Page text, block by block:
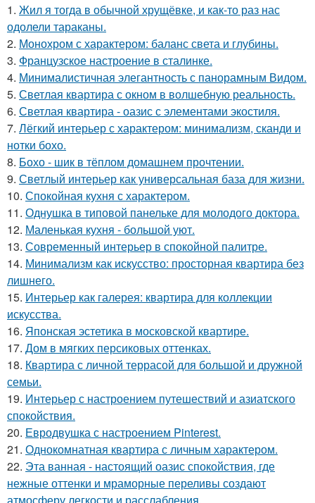
1. Жил я тогда в обычной хрущёвке, и как-то раз нас
одолели тараканы.
2. Монохром с характером: баланс света и глубины.
3. Французское настроение в сталинке.
4. Минималистичная элегантность с панорамным Видом.
5. Светлая квартира с окном в волшебную реальность.
6. Светлая квартира - оазис с элементами экостиля.
7. Лёгкий интерьер с характером: минимализм, сканди и
нотки бохо.
8. Бохо - шик в тёплом домашнем прочтении.
9. Светлый интерьер как универсальная база для жизни.
10. Спокойная кухня с характером.
11. Однушка в типовой панельке для молодого доктора.
12. Маленькая кухня - большой уют.
13. Современный интерьер в спокойной палитре.
14. Минимализм как искусство: просторная квартира без
лишнего.
15. Интерьер как галерея: квартира для коллекции
искусства.
16. Японская эстетика в московской квартире.
17. Дом в мягких персиковых оттенках.
18. Квартира с личной террасой для большой и дружной
семьи.
19. Интерьер с настроением путешествий и азиатского
спокойствия.
20. Евродвушка с настроением Pinterest.
21. Однокомнатная квартира с личным характером.
22. Эта ванная - настоящий оазис спокойствия, где
нежные оттенки и мраморные переливы создают
атмосферу легкости и расслабления.